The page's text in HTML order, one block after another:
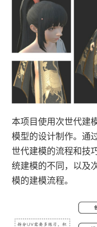
本项目使用次世代建
模型的设计制作。通
世代建模的流程和技
统建模的不同，以及
模的建模流程。